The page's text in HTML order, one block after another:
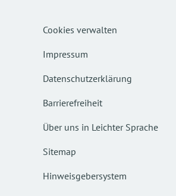
Cookies verwalten
Impressum
Datenschutzerklärung
Barrierefreiheit
Über uns in Leichter Sprache
Sitemap
Hinweisgebersystem